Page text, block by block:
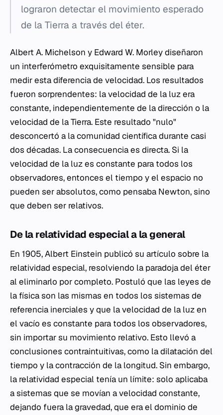
lograron detectar el movimiento esperado
de la Tierra a través del éter.
Albert A. Michelson y Edward W. Morley diseñaron
un interferómetro exquisitamente sensible para
medir esta diferencia de velocidad. Los resultados
fueron sorprendentes: la velocidad de la luz era
constante, independientemente de la dirección o la
velocidad de la Tierra. Este resultado "nulo"
desconcertó a la comunidad científica durante casi
dos décadas. La consecuencia es directa. Si la
velocidad de la luz es constante para todos los
observadores, entonces el tiempo y el espacio no
pueden ser absolutos, como pensaba Newton, sino
que deben ser relativos.
De la relatividad especial a la general
En 1905, Albert Einstein publicó su artículo sobre la
relatividad especial, resolviendo la paradoja del éter
al eliminarlo por completo. Postuló que las leyes de
la física son las mismas en todos los sistemas de
referencia inerciales y que la velocidad de la luz en
el vacío es constante para todos los observadores,
sin importar su movimiento relativo. Esto llevó a
conclusiones contraintuitivas, como la dilatación del
tiempo y la contracción de la longitud. Sin embargo,
la relatividad especial tenía un límite: solo aplicaba
a sistemas que se movían a velocidad constante,
dejando fuera la gravedad, que era el dominio de